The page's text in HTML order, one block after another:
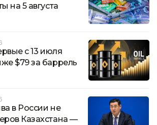
на 5 августа
с 13 июля
$79 за баррель
в России не
Казахстана —